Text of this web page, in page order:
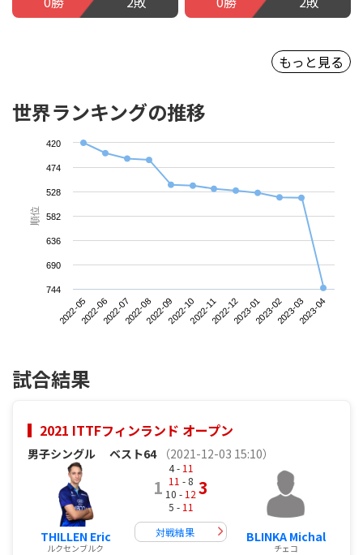
もっと見る
世界ランキングの推移
順位
2022-052022-062022-072022-082022-092022-102022-112022-122023-012023-022023-032023-04
420
474
528
582
636
690
744
試合結果
2021 ITTFフィンランド オープン
男子シングル ベスト64 （2021-12-03 15:10）
THILLEN Eric
ルクセンブルク
1
4 - 11
11 - 8
10 - 12
5 - 11
3
対戦結果 BLINKA Michal
チェコ